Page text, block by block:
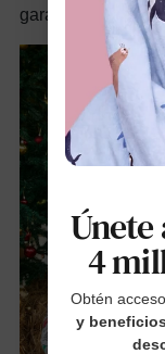
garantiza sueños
Únete
4
Obtén
y